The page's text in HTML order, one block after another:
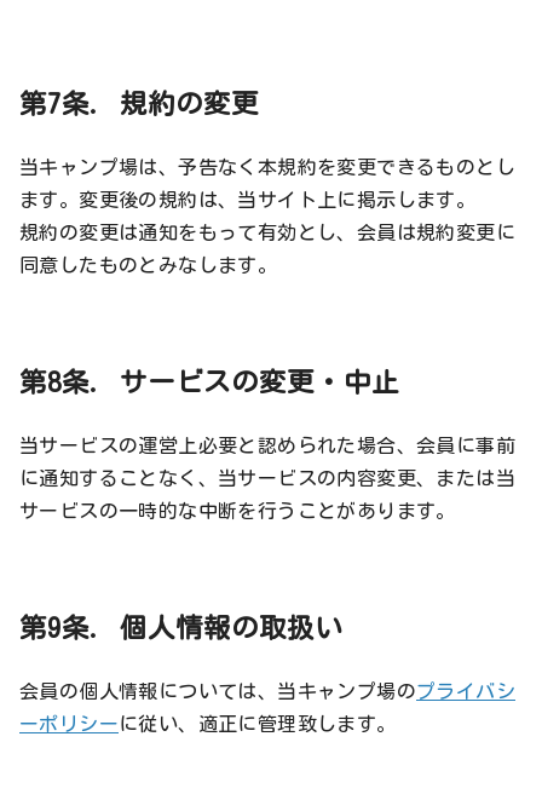
第7条. 規約の変更
当キャンプ場は、予告なく本規約を変更できるものとし
ます。変更後の規約は、当サイト上に掲示します。
規約の変更は通知をもって有効とし、会員は規約変更に
同意したものとみなします。
第8条. サービスの変更・中止
当サービスの運営上必要と認められた場合、会員に事前
に通知することなく、当サービスの内容変更、または当
サービスの一時的な中断を行うことがあります。
第9条. 個人情報の取扱い
会員の個人情報については、当キャンプ場のプライバシ
ーポリシーに従い、適正に管理致します。